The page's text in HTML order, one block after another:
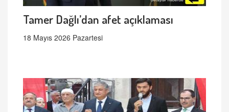
Tamer Dağlı’dan afet açıklaması
18 Mayıs 2026 Pazartesi